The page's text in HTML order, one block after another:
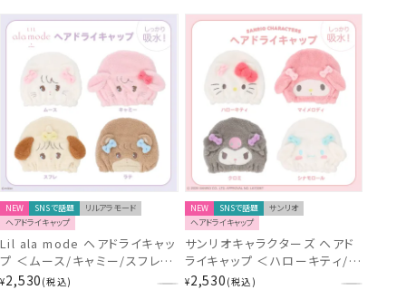
NEW SNSで話題
リルアラモード
ヘアドライキャップ
Lil ala mode ヘアドライキャッ
プ ＜ムース/キャミー/スフレ/ラ
テ＞ リルアラモード 粧美堂
¥2,530 税込
NEW SNSで話題
サンリオ
ヘアドライキャップ
サンリオキャラクターズ ヘアド
ライキャップ ＜ハローキティ/マ
イメロディ/クロミ/シナモロー
¥2,530 税込